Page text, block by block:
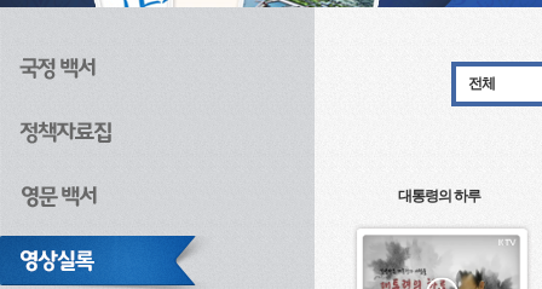
전체
대통령의 하루